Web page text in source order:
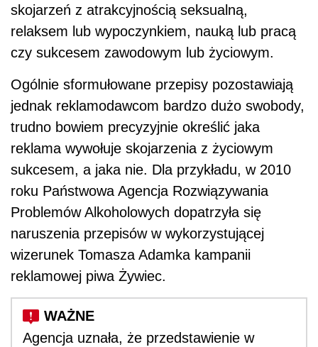
skojarzeń z atrakcyjnością seksualną,
relaksem lub wypoczynkiem, nauką lub pracą
czy sukcesem zawodowym lub życiowym.
Ogólnie sformułowane przepisy pozostawiają
jednak reklamodawcom bardzo dużo swobody,
trudno bowiem precyzyjnie określić jaka
reklama wywołuje skojarzenia z życiowym
sukcesem, a jaka nie. Dla przykładu, w 2010
roku Państwowa Agencja Rozwiązywania
Problemów Alkoholowych dopatrzyła się
naruszenia przepisów w wykorzystującej
wizerunek Tomasza Adamka kampanii
reklamowej piwa Żywiec.
Agencja uznała, że przedstawienie w